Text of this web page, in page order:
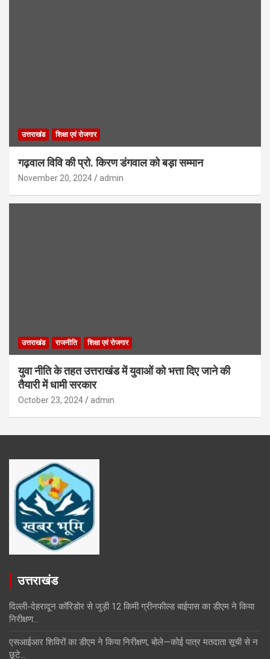
उत्तराखंड शिक्षा एवं रोजगार
गढ़वाल विवि की प्रो. किरण डंगवाल को बड़ा सम्मान
November 20, 2024 admin
उत्तराखंड राजनीति शिक्षा एवं रोजगार
युवा नीति के तहत उत्तराखंड में युवाओं को भत्ता दिए जाने की
तैयारी में धामी सरकार
October 23, 2024 admin
उत्तराखंड
दिल्ली-देहरादून कॉरिडोर से जुड़ी 12 किमी ग्रीनफील्ड बाईपास का डीएम ने किया
निरीक्षण…
एसआईआर शिविरों का डीएम ने किया निरीक्षण, बोले—कोई पात्र मतदाता सूची से न
छूटे…